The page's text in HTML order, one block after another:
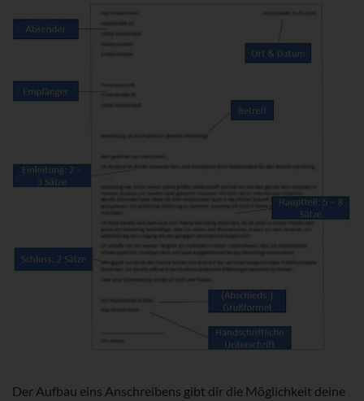
Der Aufbau eins Anschreibens gibt dir die Möglichkeit deine